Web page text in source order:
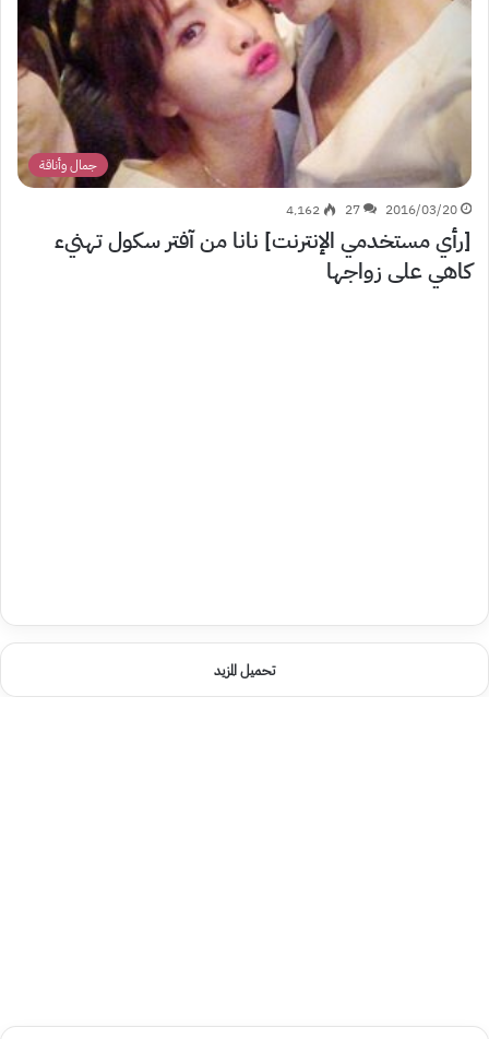
جمال وأناقة
2016/03/20
27 4٬162
[رأي مستخدمي الإنترنت] نانا من آفتر سكول تهنيء
كاهي على زواجها
تحميل المزيد